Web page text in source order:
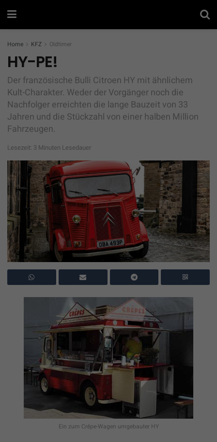
Home KFZ Oldtimer
HY-PE!
Der französische Bulli Citroen HY mit ähnlichem
Kult-Charakter. Weder der Vorgänger noch die
Nachfolger erreichten die lange Bauzeit von 33
Jahren und die Stückzahl von einer halben Million
Fahrzeugen.
Lesezeit: 3 Minuten Lesedauer
Ein zum Crêpe-Wagen umgebauter HY